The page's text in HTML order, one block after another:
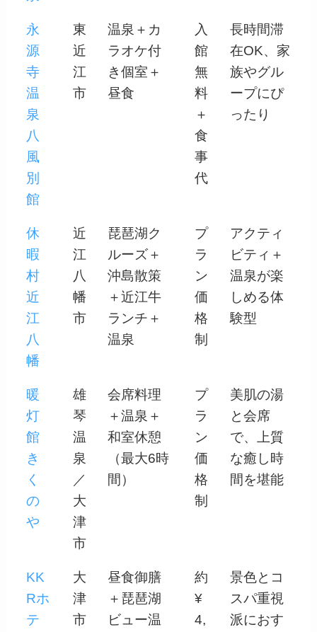
永
源
寺
温
泉
八
風
別
館
東
近
江
市
温泉＋カ
ラオケ付
き個室＋
昼食
入
館
無
料
＋
食
事
代
長時間滞
在OK、家
族やグル
ープにぴ
ったり
休
暇
村
近
江
八
幡
近
江
八
幡
市
琵琶湖ク
ルーズ＋
沖島散策
＋近江牛
ランチ＋
温泉
プ
ラ
ン
価
格
制
アクティ
ビティ＋
温泉が楽
しめる体
験型
暖
灯
館
き
く
の
や
雄
琴
温
泉
／
大
津
市
会席料理
＋温泉＋
和室休憩
（最大6時
間）
プ
ラ
ン
価
格
制
美肌の湯
と会席
で、上質
な癒し時
間を堪能
KK
Rホ
テ
大
津
市
昼食御膳
＋琵琶湖
ビュー温
約
¥
4,
景色とコ
スパ重視
派におす